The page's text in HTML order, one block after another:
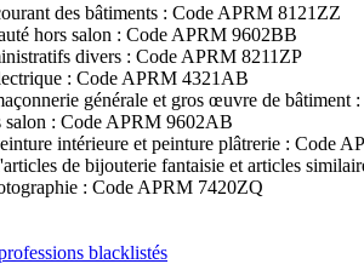
des bâtiments : Code APRM 8121ZZ
hors salon : Code APRM 9602BB
divers : Code APRM 8211ZP
: Code APRM 4321AB
générale et gros œuvre de bâtiment
salon : Code APRM 9602AB
intérieure et peinture plâtrerie : Code
de bijouterie fantaisie et articles
: Code APRM 7420ZQ
blacklistés